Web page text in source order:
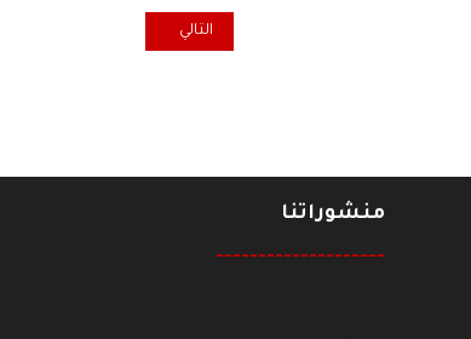
المقال التالي: ليس مجرد كلام..
التالي
منشوراتنا
--------------------